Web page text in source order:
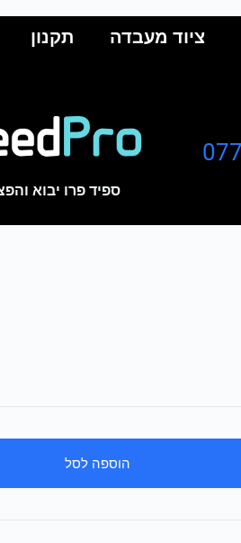
ציוד מעבדה תקנון
ספיד פרו יבוא
הוספה לסל